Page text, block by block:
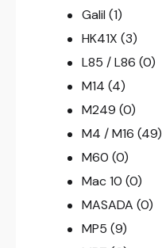
Galil (1)
HK41X (3)
L85 / L86 (0)
M14 (4)
M249 (0)
M4 / M16 (49)
M60 (0)
Mac 10 (0)
MASADA (0)
MP5 (9)